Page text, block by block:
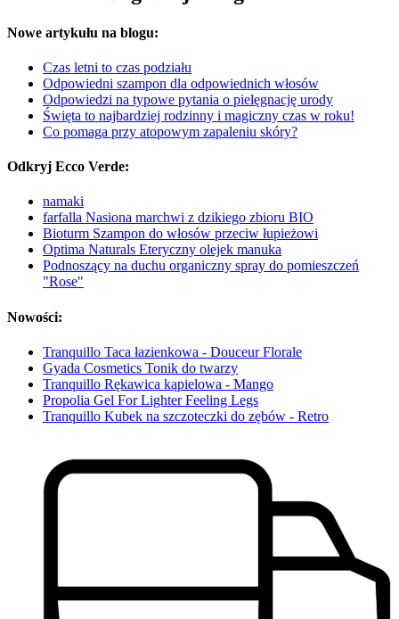
Nowe artykułu na blogu:
Czas letni to czas podziału
Odpowiedni szampon dla odpowiednich włosów
Odpowiedzi na typowe pytania o pielęgnację urody
Święta to najbardziej rodzinny i magiczny czas w roku!
Co pomaga przy atopowym zapaleniu skóry?
Odkryj Ecco Verde:
namaki
farfalla Nasiona marchwi z dzikiego zbioru BIO
Bioturm Szampon do włosów przeciw łupieżowi
Optima Naturals Eteryczny olejek manuka
Podnoszący na duchu organiczny spray do pomieszczeń
"Rose"
Nowości:
Tranquillo Taca łazienkowa - Douceur Florale
Gyada Cosmetics Tonik do twarzy
Tranquillo Rękawica kąpielowa - Mango
Propolia Gel For Lighter Feeling Legs
Tranquillo Kubek na szczoteczki do zębów - Retro